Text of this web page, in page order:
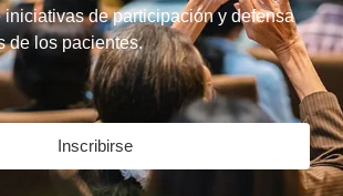
iniciativas de participación y defensa
de los pacientes.
Inscribirse